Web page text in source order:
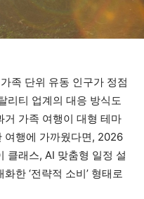
족 단위 유동 인구가 정점
리티 업계의 대응 방식도
거 가족 여행이 대형 테마
여행에 가까웠다면, 2026
클래스, AI 맞춤형 일정 설
한 ‘전략적 소비’ 형태로